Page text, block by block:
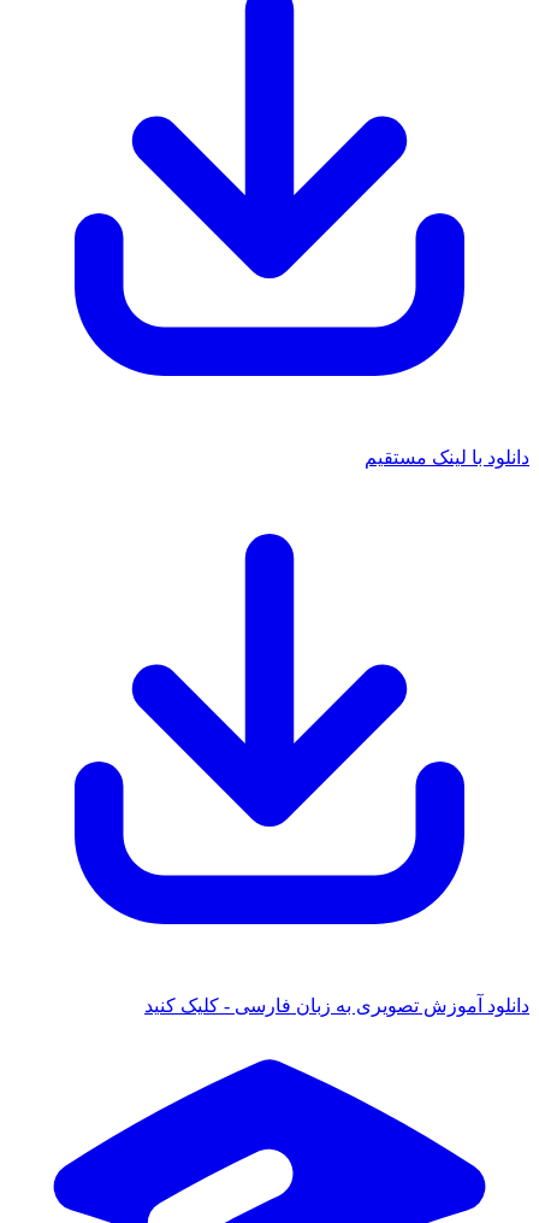
با لینک مستقیم
آموزش تصویری به زبان فارسی - کلیک کنید